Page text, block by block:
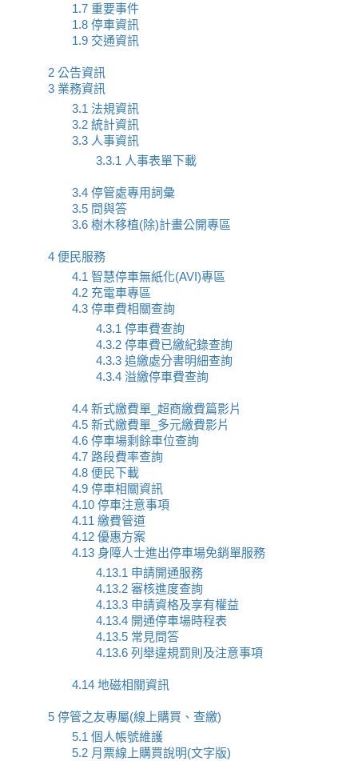
1.7 重要事件
1.8 停車資訊
1.9 交通資訊
2 公告資訊
3 業務資訊
3.1 法規資訊
3.2 統計資訊
3.3 人事資訊
3.3.1 人事表單下載
3.4 停管處專用詞彙
3.5 問與答
3.6 樹木移植(除)計畫公開專區
4 便民服務
4.1 智慧停車無紙化(AVI)專區
4.2 充電車專區
4.3 停車費相關查詢
4.3.1 停車費查詢
4.3.2 停車費已繳紀錄查詢
4.3.3 追繳處分書明細查詢
4.3.4 溢繳停車費查詢
4.4 新式繳費單_超商繳費篇影片
4.5 新式繳費單_多元繳費影片
4.6 停車場剩餘車位查詢
4.7 路段費率查詢
4.8 便民下載
4.9 停車相關資訊
4.10 停車注意事項
4.11 繳費管道
4.12 優惠方案
4.13 身障人士進出停車場免銷單服務
4.13.1 申請開通服務
4.13.2 審核進度查詢
4.13.3 申請資格及享有權益
4.13.4 開通停車場時程表
4.13.5 常見問答
4.13.6 列舉違規罰則及注意事項
4.14 地磁相關資訊
5 停管之友專屬(線上購買、查繳)
5.1 個人帳號維護
5.2 月票線上購買說明(文字版)